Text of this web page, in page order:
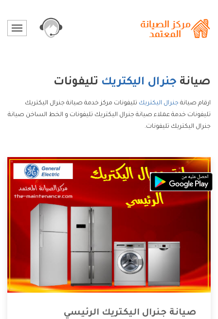
صيانة جنرال اليكتريك تليفونات
ارقام صيانة جنرال اليكتريك تليفونات مركز خدمة صيانة جنرال اليكتريك
تليفونات خدمة عملاء صيانة جنرال اليكتريك تليفونات و الخط الساخن صيانة
جنرال اليكتريك تليفونات.
صيانة جنرال اليكتريك الرئيسي